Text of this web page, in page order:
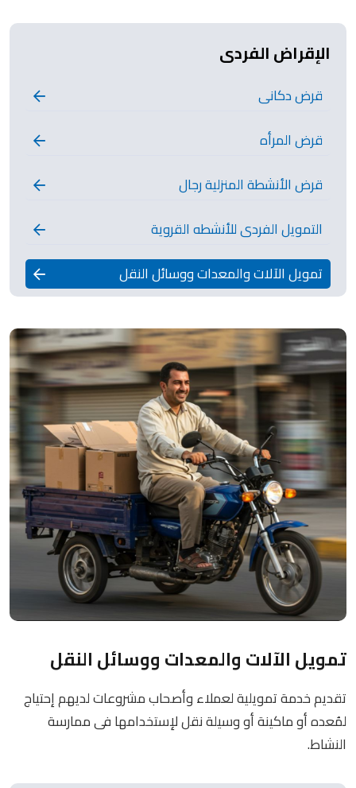
الإقراض الفردى
قرض دكانى
قرض المرأه
قرض الأنشطة المنزلية رجال
التمويل الفردى للأنشطه القروية
تمويل الآلات والمعدات ووسائل النقل
تمويل الآلات والمعدات ووسائل النقل
تقديم خدمة تمويلية لعملاء وأصحاب مشروعات لديهم إحتياج
لمُعده أو ماكينة أو وسيلة نقل لإستخدامها فى ممارسة
النشاط.